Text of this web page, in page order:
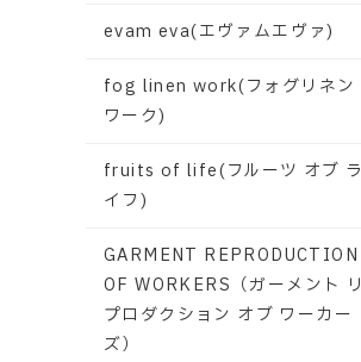
evam eva(エヴァムエヴァ)
fog linen work(フォグリネン
ワーク)
fruits of life(フルーツ オブ ラ
イフ)
GARMENT REPRODUCTION
OF WORKERS（ガーメント リ
プロダクション オブ ワーカー
ズ）